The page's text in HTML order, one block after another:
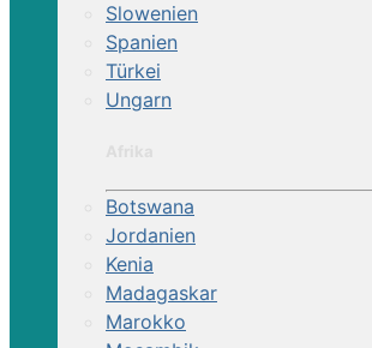
Slowenien
Spanien
Türkei
Ungarn
Botswana
Jordanien
Kenia
Madagaskar
Marokko